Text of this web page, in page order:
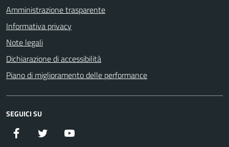
Amministrazione trasparente
Informativa privacy
Note legali
Dichiarazione di accessibilità
Piano di miglioramento delle performance
SEGUICI SU
Facebook Twitter